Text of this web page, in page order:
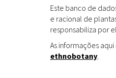
Este banco de
e racional de
responsabiliza por
As informações
ethnobotany.